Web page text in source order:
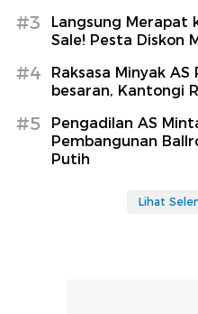
#3
Langsung Merapat
Sale! Pesta Diskon
#4
Raksasa Minyak
besaran, Kantongi
#5
Pengadilan AS
Pembangunan
Putih
Lihat